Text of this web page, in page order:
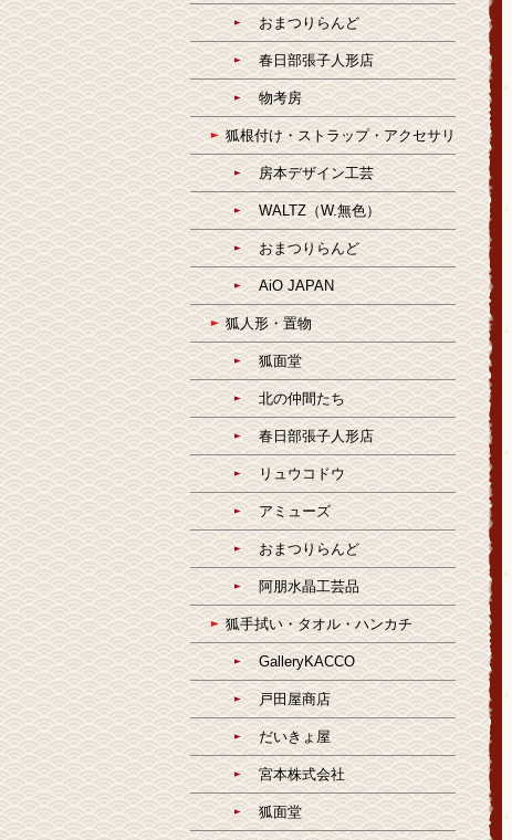
おまつりらんど
春日部張子人形店
物考房
狐根付け・ストラップ・アクセサリ
房本デザイン工芸
WALTZ（W.無色）
おまつりらんど
AiO JAPAN
狐人形・置物
狐面堂
北の仲間たち
春日部張子人形店
リュウコドウ
アミューズ
おまつりらんど
阿朋水晶工芸品
狐手拭い・タオル・ハンカチ
GalleryKACCO
戸田屋商店
だいきょ屋
宮本株式会社
狐面堂